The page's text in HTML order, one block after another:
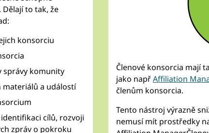
to tak, že
konsorciu
správy komunity
materiálů a událostí
cílů, rozvoji
zpráv o pokroku
Členové konsorcia mají
jako napřAffiliation
členům konsorcia.
Tento nástroj výrazně
nemusí mít prostředky